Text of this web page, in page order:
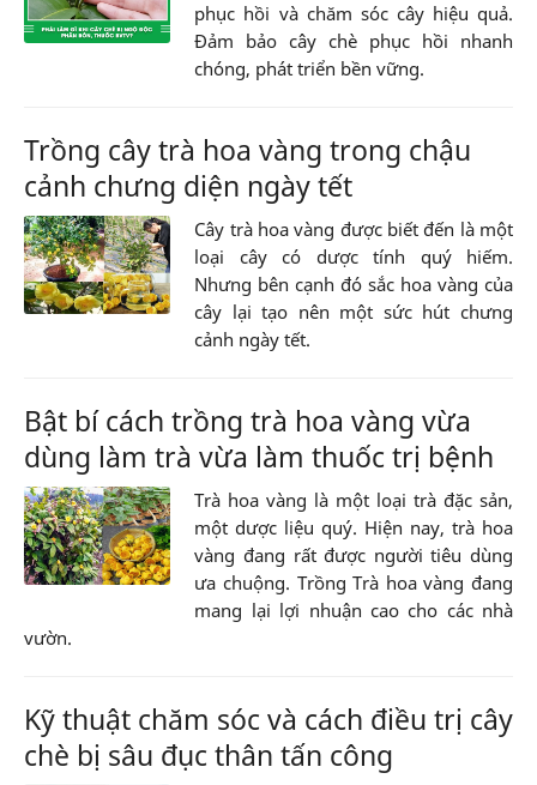
phục hồi và chăm sóc cây hiệu quả.
Đảm bảo cây chè phục hồi nhanh
chóng, phát triển bền vững.
Trồng cây trà hoa vàng trong chậu
cảnh chưng diện ngày tết
Cây trà hoa vàng được biết đến là một
loại cây có dược tính quý hiếm.
Nhưng bên cạnh đó sắc hoa vàng của
cây lại tạo nên một sức hút chưng
cảnh ngày tết.
Bật bí cách trồng trà hoa vàng vừa
dùng làm trà vừa làm thuốc trị bệnh
Trà hoa vàng là một loại trà đặc sản,
một dược liệu quý. Hiện nay, trà hoa
vàng đang rất được người tiêu dùng
ưa chuộng. Trồng Trà hoa vàng đang
mang lại lợi nhuận cao cho các nhà
vườn.
Kỹ thuật chăm sóc và cách điều trị cây
chè bị sâu đục thân tấn công